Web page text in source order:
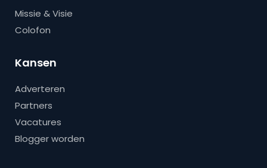
Missie & Visie
Colofon
Kansen
Adverteren
Partners
Vacatures
Blogger worden